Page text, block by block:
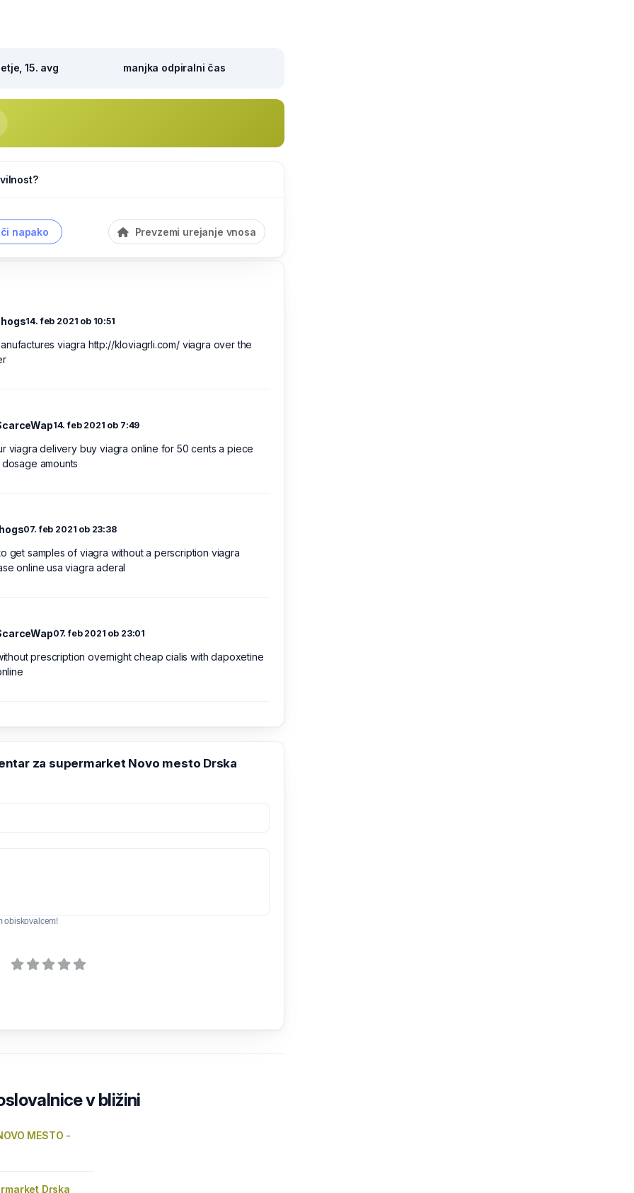
15. avg manjka odpiralni čas
napako Prevzemi urejanje vnosa
14. feb 2021 ob 10:51
viagra http://kloviagrli.com/ viagra over the
14. feb 2021 ob 7:49
viagra delivery buy viagra online for 50 cents a piece
amounts
07. feb 2021 ob 23:38
get samples of viagra without a perscription viagra
online usa viagra aderal
07. feb 2021 ob 23:01
prescription overnight cheap cialis with dapoxetine
za supermarket Novo mesto Drska
obiskovalcem!
v bližini
MESTO -
Drska